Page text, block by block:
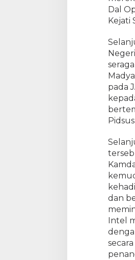
Dal
Kejati
pada
dan
Intel